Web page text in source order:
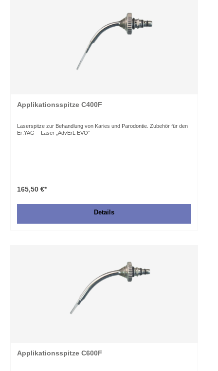
Applikationsspitze C400F
Laserspitze zur Behandlung von Karies und Parodontie. Zubehör für den
Er:YAG - Laser „AdvErL EVO“
165,50 €*
Details
Applikationsspitze C600F